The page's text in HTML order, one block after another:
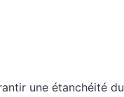
une étanchéité